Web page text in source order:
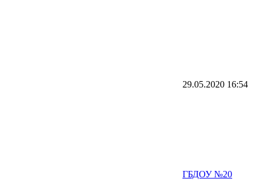
29.05.2020 16:54
ГБДОУ №20